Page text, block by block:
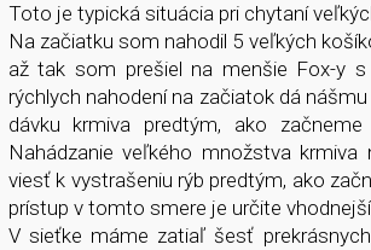
Toto je typická situácia pri chytaní
Na začiatku som nahodil 5 veľkých
až tak som prešiel na menšie Fox-y
rýchlych nahodení na začiatok dá
dávku krmiva predtým, ako
Nahádzanie veľkého množstva krmiva
viesť k vystrašeniu rýb predtým, ako
prístup v tomto smere je určite
V sieťke máme zatiaľ šesť